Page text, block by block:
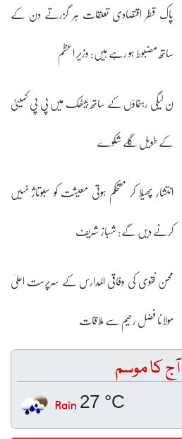
پاک قطر اقتصادی تعلقات ہر گزرتے دن کے
ساتھ مضبوط ہو رہے ہیں: وزیر اعظم
ن لیگی رہنماؤں کے ساتھ بیٹھک میں پی پی کمیٹی
کے طویل گلے شکوے
انتشار پھیلا کر مستحکم ہوتی معیشت کو سبوتاژ نہیں
کرنے دیں گے: شہباز شریف
محسن نقوی کی وفاقی المدارس کے سرپرست اعلیٰ
مولانا فضل رحیم سے ملاقات
آج کا موسم
27 °C
Rain